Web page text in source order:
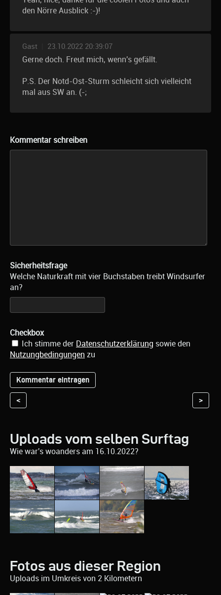
den Nörre Ausblick :-)!
Gast 23.10.2022 20:39:07
Gerne doch. Freut mich, wenn's gefällt.
P.S. Der Notd-Ost-Sturm schleicht sich vielleicht
mal aus SW an. (-;
Kommentar schreiben
Sicherheitsfrage
Welche Naturkraft mit vier Buchstaben treibt Windsurfer
an?
Checkbox
Ich stimme der Datenschutzerklärung sowie den
Nutzungbedingungen zu
< >
Uploads vom selben Surftag
Wie war's woanders am 16.10.2022?
Fotos aus dieser Region
Uploads im Umkreis von 2 Kilometern